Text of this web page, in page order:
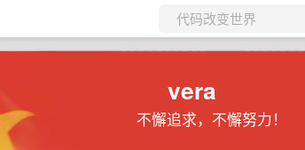
vera
不懈追求，不懈努力！